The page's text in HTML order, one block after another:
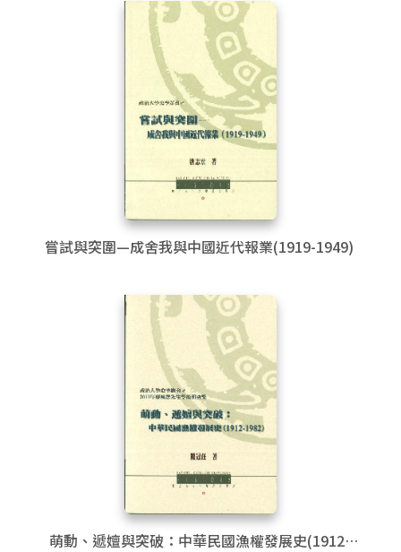
嘗試與突圍—成舍我與中國近代報業(1919-1949)
萌動、遞嬗與突破：中華民國漁權發展史(1912-